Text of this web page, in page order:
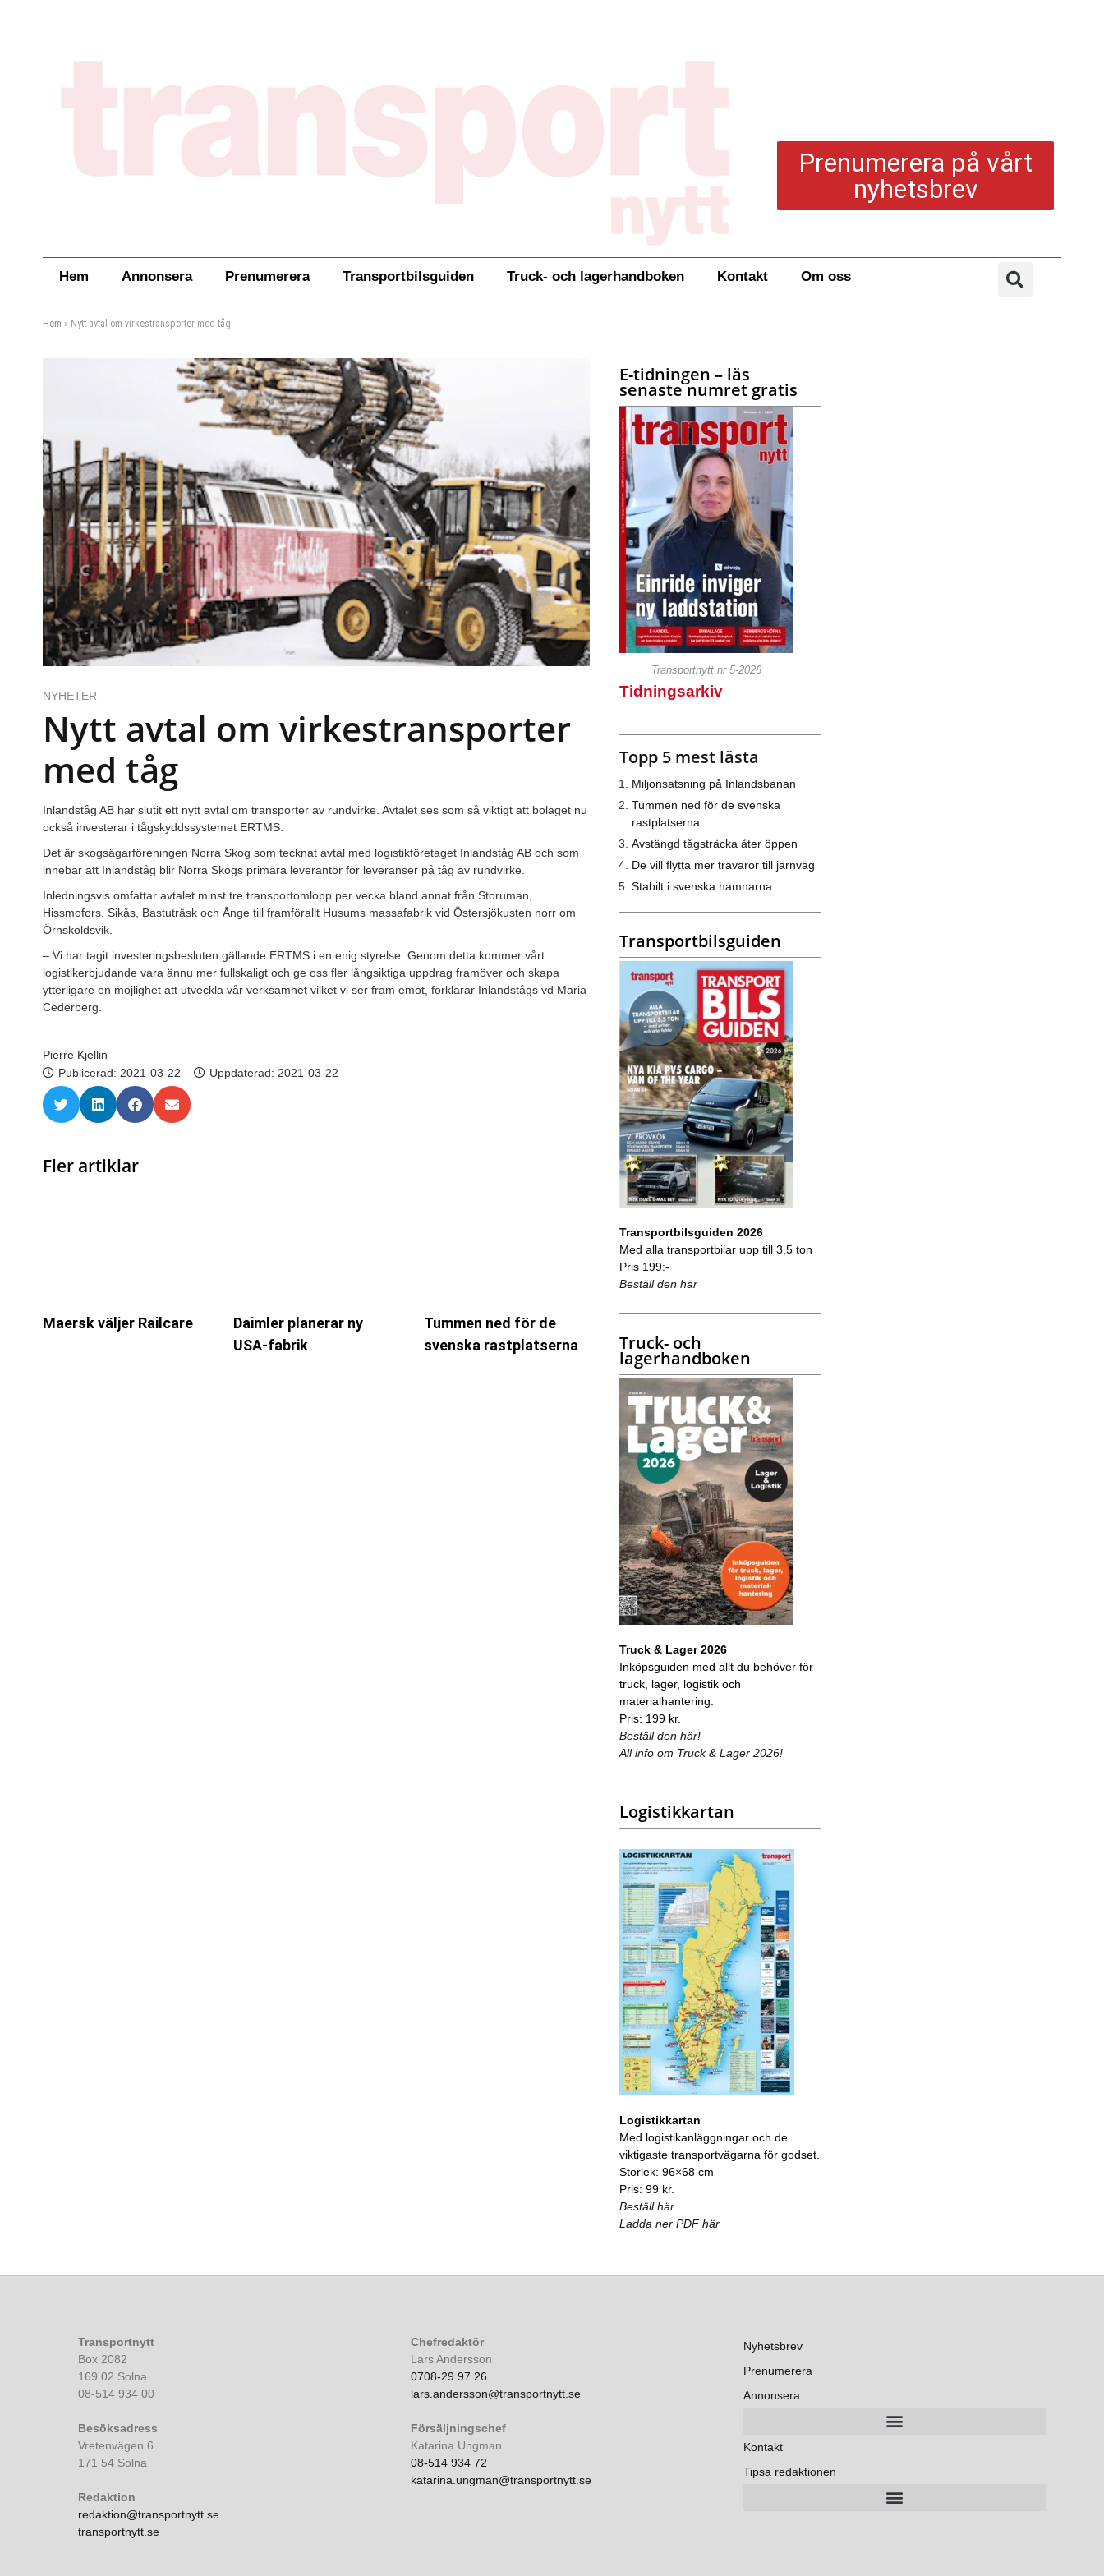
Prenumerera på vårt
nyhetsbrev
Hem Annonsera Prenumerera Transportbilsguiden Truck- och lagerhandboken Kontakt Om oss
Hem » Nytt avtal om virkestransporter med tåg
NYHETER
Nytt avtal om virkestransporter
med tåg
Inlandståg AB har slutit ett nytt avtal om transporter av rundvirke. Avtalet ses som så viktigt att bolaget nu
också investerar i tågskyddssystemet ERTMS.
Det är skogsägarföreningen Norra Skog som tecknat avtal med logistikföretaget Inlandståg AB och som
innebär att Inlandståg blir Norra Skogs primära leverantör för leveranser på tåg av rundvirke.
Inledningsvis omfattar avtalet minst tre transportomlopp per vecka bland annat från Storuman,
Hissmofors, Sikås, Bastuträsk och Ånge till framförallt Husums massafabrik vid Östersjökusten norr om
Örnsköldsvik.
– Vi har tagit investeringsbesluten gällande ERTMS i en enig styrelse. Genom detta kommer vårt
logistikerbjudande vara ännu mer fullskaligt och ge oss fler långsiktiga uppdrag framöver och skapa
ytterligare en möjlighet att utveckla vår verksamhet vilket vi ser fram emot, förklarar Inlandstågs vd Maria
Cederberg.
Pierre Kjellin
Publicerad: 2021-03-22 Uppdaterad: 2021-03-22
Fler artiklar
Maersk väljer Railcare
Daimler planerar ny
USA-fabrik
Tummen ned för de
svenska rastplatserna
E-tidningen – läs
senaste numret gratis
Transportnytt nr 5-2026
Tidningsarkiv
Topp 5 mest lästa
Miljonsatsning på Inlandsbanan
Tummen ned för de svenska
rastplatserna
Avstängd tågsträcka åter öppen
De vill flytta mer trävaror till järnväg
Stabilt i svenska hamnarna
Transportbilsguiden
Transportbilsguiden 2026
Med alla transportbilar upp till 3,5 ton
Pris 199:-
Beställ den här
Truck- och
lagerhandboken
Truck & Lager 2026
Inköpsguiden med allt du behöver för
truck, lager, logistik och
materialhantering.
Pris: 199 kr.
Beställ den här!
All info om Truck & Lager 2026!
Logistikkartan
Logistikkartan
Med logistikanläggningar och de
viktigaste transportvägarna för godset.
Storlek: 96×68 cm
Pris: 99 kr.
Beställ här
Ladda ner PDF här
Transportnytt
Box 2082
169 02 Solna
08-514 934 00
Besöksadress
Vretenvägen 6
171 54 Solna
Redaktion
redaktion@transportnytt.se
transportnytt.se
Chefredaktör
Lars Andersson
0708-29 97 26
lars.andersson@transportnytt.se
Försäljningschef
Katarina Ungman
08-514 934 72
katarina.ungman@transportnytt.se
Nyhetsbrev
Prenumerera
Annonsera
Kontakt
Tipsa redaktionen